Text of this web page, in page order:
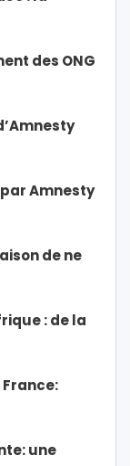
des ONG
Amnesty
de ne
: de la
une